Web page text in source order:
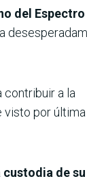
del
contribuir a la
visto por
custodia de